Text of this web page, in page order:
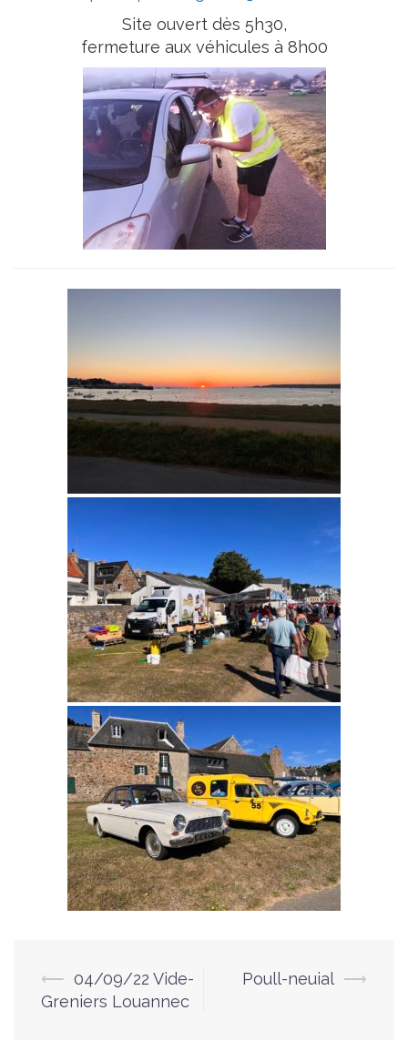
Site ouvert dès 5h30,
fermeture aux véhicules à 8h00
Navigation
⟵ 04/09/22 Vide-
Greniers Louannec
Poull-neuial ⟶